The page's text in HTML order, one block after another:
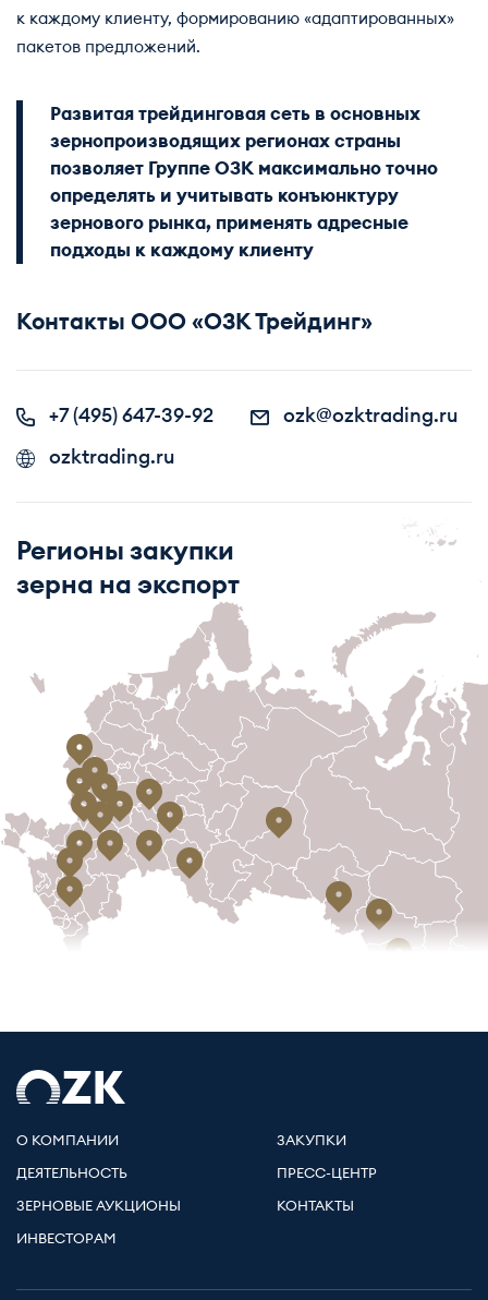
к каждому клиенту, формированию «адаптированных»
пакетов предложений.
Развитая трейдинговая сеть в основных
зернопроизводящих регионах страны
позволяет Группе ОЗК максимально точно
определять и учитывать конъюнктуру
зернового рынка, применять адресные
подходы к каждому клиенту
Контакты ООО «ОЗК Трейдинг»
+7 (495) 647-39-92 ozk@ozktrading.ru
ozktrading.ru
Регионы закупки
зерна на экспорт
О КОМПАНИИ
ДЕЯТЕЛЬНОСТЬ
ЗЕРНОВЫЕ АУКЦИОНЫ
ИНВЕСТОРАМ
ЗАКУПКИ
ПРЕСС-ЦЕНТР
КОНТАКТЫ